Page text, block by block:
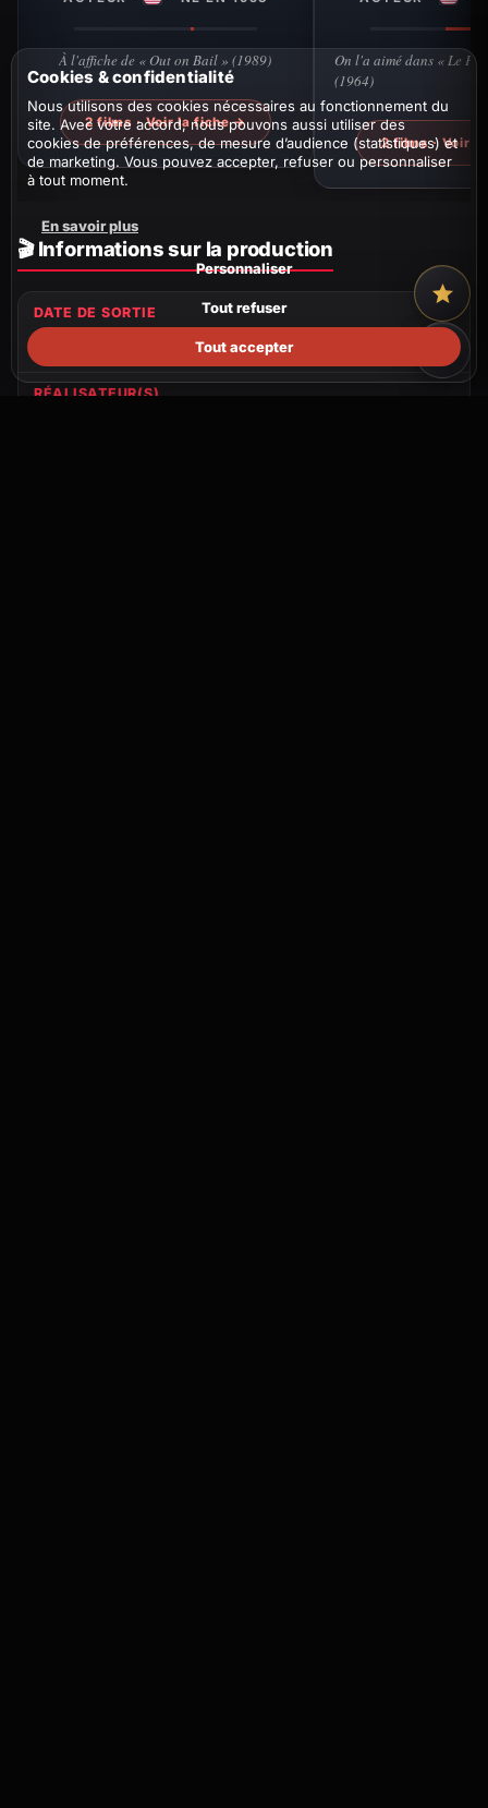
À l'affiche de « Out on Bail » (1989)
2 films · Voir la fiche →
On l'a aimé dans « Le
(1964)
2 films · Voir
🎬 Informations sur la production
DATE DE SORTIE
RÉALISATEUR(S)
Cookies & confidentialité
Nous utilisons des cookies nécessaires au fonctionnement du
site. Avec votre accord, nous pouvons aussi utiliser des
cookies de préférences, de mesure d’audience (statistiques) et
de marketing. Vous pouvez accepter, refuser ou personnaliser
à tout moment.
En savoir plus
Personnaliser
Tout refuser
Tout accepter